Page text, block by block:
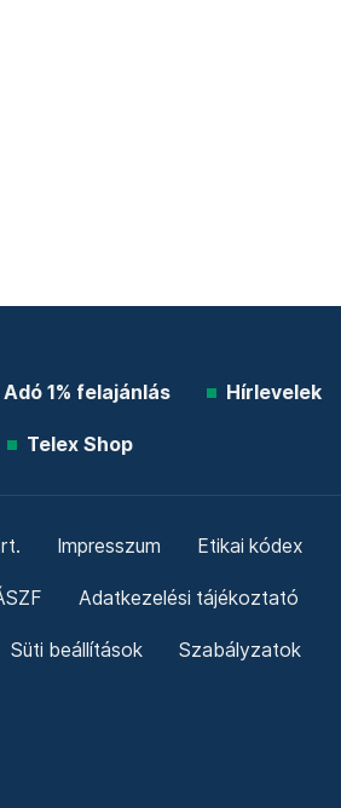
Adó 1% felajánlás Hírlevelek
Telex Shop
Impresszum Etikai kódex
Adatkezelési tájékoztató
Süti beállítások Szabályzatok